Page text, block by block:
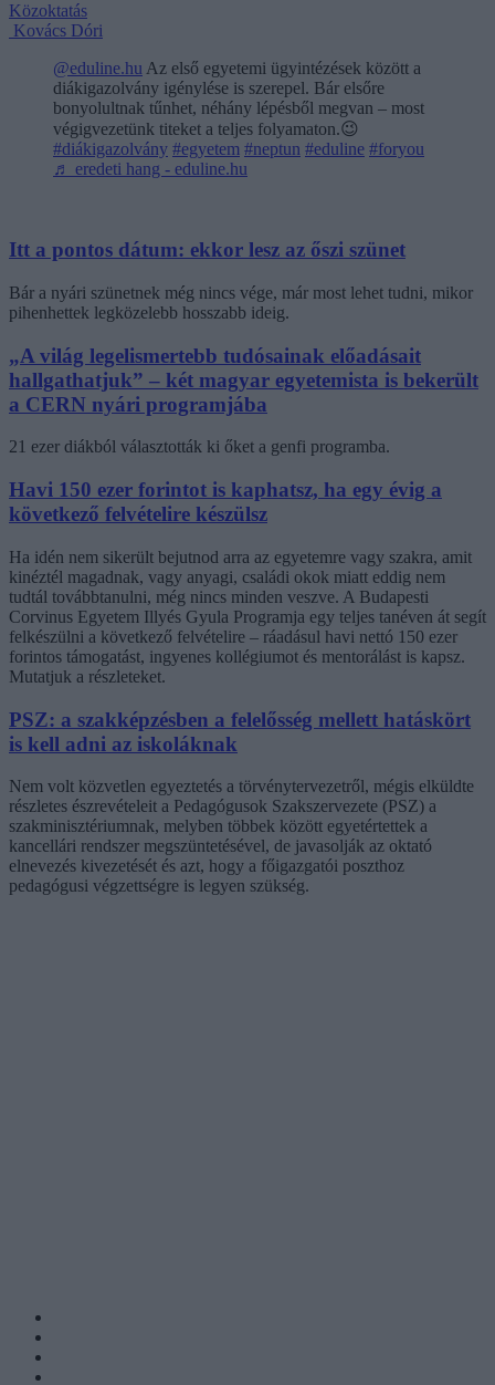
Közoktatás
Kovács Dóri
@eduline.hu Az első egyetemi ügyintézések között a
diákigazolvány igénylése is szerepel. Bár elsőre
bonyolultnak tűnhet, néhány lépésből megvan – most
végigvezetünk titeket a teljes folyamaton.😉
#diákigazolvány #egyetem #neptun #eduline #foryou
♬ eredeti hang - eduline.hu
Itt a pontos dátum: ekkor lesz az őszi szünet
Bár a nyári szünetnek még nincs vége, már most lehet tudni, mikor
pihenhettek legközelebb hosszabb ideig.
„A világ legelismertebb tudósainak előadásait
hallgathatjuk” – két magyar egyetemista is bekerült
a CERN nyári programjába
21 ezer diákból választották ki őket a genfi programba.
Havi 150 ezer forintot is kaphatsz, ha egy évig a
következő felvételire készülsz
Ha idén nem sikerült bejutnod arra az egyetemre vagy szakra, amit
kinéztél magadnak, vagy anyagi, családi okok miatt eddig nem
tudtál továbbtanulni, még nincs minden veszve. A Budapesti
Corvinus Egyetem Illyés Gyula Programja egy teljes tanéven át segít
felkészülni a következő felvételire – ráadásul havi nettó 150 ezer
forintos támogatást, ingyenes kollégiumot és mentorálást is kapsz.
Mutatjuk a részleteket.
PSZ: a szakképzésben a felelősség mellett hatáskört
is kell adni az iskoláknak
Nem volt közvetlen egyeztetés a törvénytervezetről, mégis elküldte
részletes észrevételeit a Pedagógusok Szakszervezete (PSZ) a
szakminisztériumnak, melyben többek között egyetértettek a
kancellári rendszer megszüntetésével, de javasolják az oktató
elnevezés kivezetését és azt, hogy a főigazgatói poszthoz
pedagógusi végzettségre is legyen szükség.